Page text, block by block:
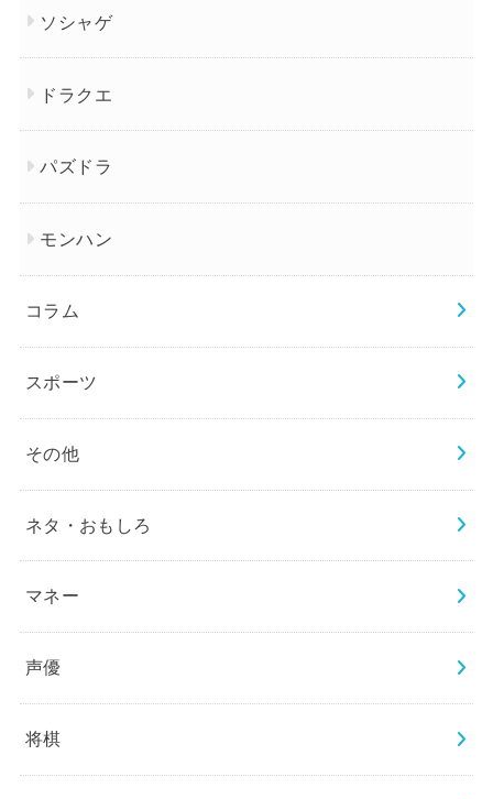
ソシャゲ
ドラクエ
パズドラ
モンハン
コラム
スポーツ
その他
ネタ・おもしろ
マネー
声優
将棋